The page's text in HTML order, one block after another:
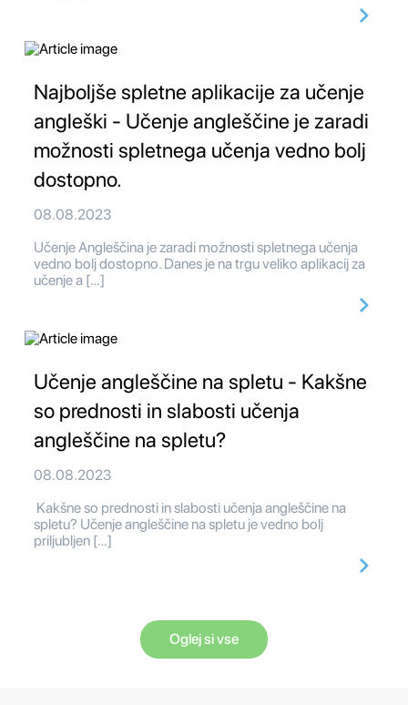
Najboljše spletne aplikacije za učenje
angleški - Učenje angleščine je zaradi
možnosti spletnega učenja vedno bolj
dostopno.
08.08.2023
Učenje Angleščina je zaradi možnosti spletnega učenja
vedno bolj dostopno. Danes je na trgu veliko aplikacij za
učenje a […]
Učenje angleščine na spletu - Kakšne
so prednosti in slabosti učenja
angleščine na spletu?
08.08.2023
Kakšne so prednosti in slabosti učenja angleščine na
spletu? Učenje angleščine na spletu je vedno bolj
priljubljen […]
Oglej si vse